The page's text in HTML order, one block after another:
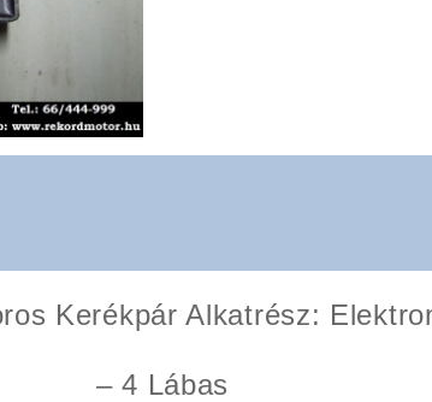
Kerékpár Alkatrész:
– 4 Lábas